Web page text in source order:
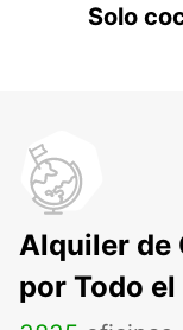
Solo
Alquiler de
por Todo